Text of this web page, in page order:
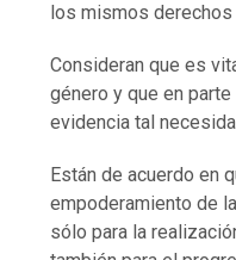
los mismos
Consideran que es
género y que en
evidencia tal
Están de acuerdo en
empoderamiento de
sólo para la